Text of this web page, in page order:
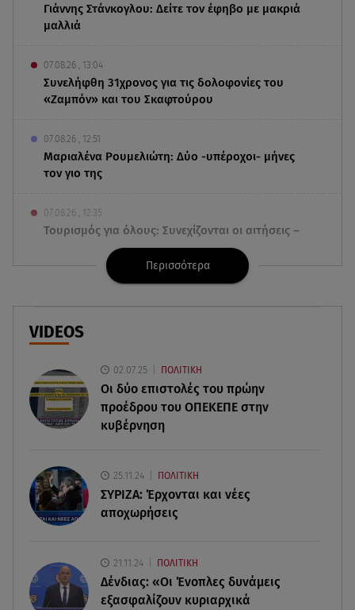
Γιάννης Στάνκογλου: Δείτε τον έφηβο με μακριά
μαλλιά
07.08.26 , 13:04
Συνελήφθη 31χρονος για τις δολοφονίες του
«Ζαμπόν» και του Σκαφτούρου
07.08.26 , 12:51
Μαριαλένα Ρουμελιώτη: Δύο -υπέροχοι- μήνες
τον γιο της
07.08.26 , 12:35
Τουρισμός για όλους: Συνεχίζονται οι αιτήσεις –
Ποιοι κάνουν σήμερα
Marfin: Προθεσμία για να απολογηθεί πήρε η
4 (πολύ σημαντικά) πράγματα που
αποκαλύπτουν οι διακοπές για τη σχέση σου
μνημόσυνο
07.08.26 , 11:18
Leapmotor T03: Τώρα με 16.190 ευρώ
07.08.26 , 11:17
Παρουσιάστρια κοιμήθηκε on air και έγινε viral-
Δείτε το στιγμιότυπο
Περισσότερα
VIDEOS
02.07.25 ΠΟΛΙΤΙΚΗ
Οι δύο επιστολές του πρώην
προέδρου του ΟΠΕΚΕΠE στην
κυβέρνηση
25.11.24 ΠΟΛΙΤΙΚΗ
ΣΥΡΙΖΑ: Έρχονται και νέες
αποχωρήσεις
21.11.24 ΠΟΛΙΤΙΚΗ
Δένδιας: «Οι Ένοπλες δυνάμεις
εξασφαλίζουν κυριαρχικά